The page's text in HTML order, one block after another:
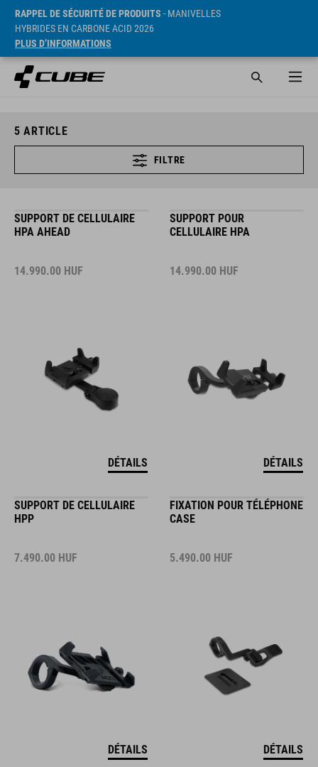
RAPPEL DE SÉCURITÉ DE PRODUITS - MANIVELLES
HYBRIDES EN CARBONE ACID 2026
PLUS D’INFORMATIONS
5 ARTICLE
FILTRE
SUPPORT DE CELLULAIRE
HPA AHEAD
14.990.00 HUF
DÉTAILS
SUPPORT POUR
CELLULAIRE HPA
14.990.00 HUF
DÉTAILS
SUPPORT DE CELLULAIRE
HPP
7.490.00 HUF
DÉTAILS
FIXATION POUR TÉLÉPHONE
CASE
5.490.00 HUF
DÉTAILS